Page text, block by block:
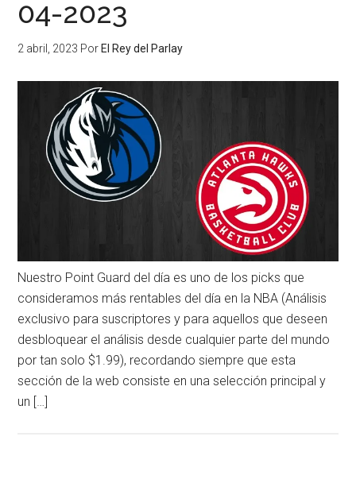
04-2023
2 abril, 2023 Por El Rey del Parlay
Nuestro Point Guard del día es uno de los picks que
consideramos más rentables del día en la NBA (Análisis
exclusivo para suscriptores y para aquellos que deseen
desbloquear el análisis desde cualquier parte del mundo
por tan solo $1.99), recordando siempre que esta
sección de la web consiste en una selección principal y
un […]